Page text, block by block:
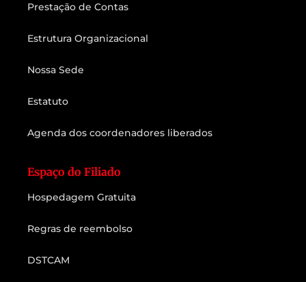
Prestação de Contas
Estrutura Organizacional
Nossa Sede
Estatuto
Agenda dos coordenadores liberados
Espaço do Filiado
Hospedagem Gratuita
Regras de reembolso
DSTCAM